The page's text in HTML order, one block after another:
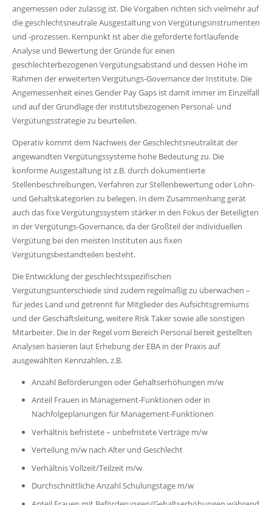
angemessen oder zulässig ist. Die Vorgaben richten sich vielmehr auf
die geschlechtsneutrale Ausgestaltung von Vergütungsinstrumenten
und -prozessen. Kernpunkt ist aber die geforderte fortlaufende
Analyse und Bewertung der Gründe für einen
geschlechterbezogenen Vergütungsabstand und dessen Höhe im
Rahmen der erweiterten Vergütungs-Governance der Institute. Die
Angemessenheit eines Gender Pay Gaps ist damit immer im Einzelfall
und auf der Grundlage der institutsbezogenen Personal- und
Vergütungsstrategie zu beurteilen.
Operativ kommt dem Nachweis der Geschlechtsneutralität der
angewandten Vergütungssysteme hohe Bedeutung zu. Die
konforme Ausgestaltung ist z.B. durch dokumentierte
Stellenbeschreibungen, Verfahren zur Stellenbewertung oder Lohn-
und Gehaltskategorien zu belegen. In dem Zusammenhang gerät
auch das fixe Vergütungssystem stärker in den Fokus der Beteiligten
in der Vergütungs-Governance, da der Großteil der individuellen
Vergütung bei den meisten Instituten aus fixen
Vergütungsbestandteilen besteht.
Die Entwicklung der geschlechtsspezifischen
Vergütungsunterschiede sind zudem regelmäßig zu überwachen –
für jedes Land und getrennt für Mitglieder des Aufsichtsgremiums
und der Geschäftsleitung, weitere Risk Taker sowie alle sonstigen
Mitarbeiter. Die in der Regel vom Bereich Personal bereit gestellten
Analysen basieren laut Erhebung der EBA in der Praxis auf
ausgewählten Kennzahlen, z.B.
Anzahl Beförderungen oder Gehaltserhöhungen m/w
Anteil Frauen in Management-Funktionen oder in
Nachfolgeplanungen für Management-Funktionen
Verhältnis befristete – unbefristete Verträge m/w
Verteilung m/w nach Alter und Geschlecht
Verhältnis Vollzeit/Teilzeit m/w
Durchschnittliche Anzahl Schulungstage m/w